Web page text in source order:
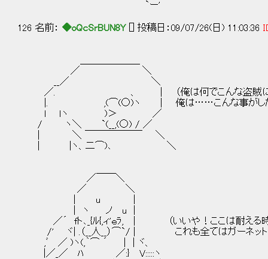
`ー'
126 名前： ◆oQcSrBUN8Y [] 投稿日：09/07/26(日) 11:03:36
／ ＼
__／ ＼
／. 、 | （俺は何でこんな盗賊に組するよ
|. ,(⌒(○)ヽ | 俺は……こんな事がしたか
l ｌヽ )＞ ／
/ ヽ＼ `(__,(○) / ／
| ＼ ￣￣￣￣￣￣ ＼
| |ヽ、二⌒)､ ＼
／￣￣＼
／ ＼
| u |
| ヽ ノ u ｜
／´ fト､_{ﾙ{,ィ'ｅﾗ, | （いいや！ここは耐える時だ
/' ヾ| .（__人__）⌒`/ | これも全てはガーネット姫
,ﾞ ／ )ヽ(,｀⌒ ´ | | ヾ、
|／_／ ﾊ ／:} V:::::ヽ